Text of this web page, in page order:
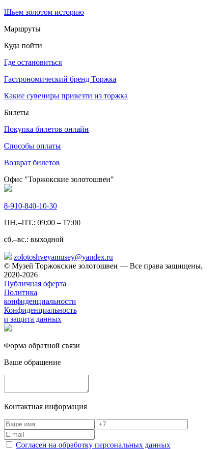
Шьем золотом историю
Маршруты
Куда пойти
Где остановиться
Гастрономический бренд Торжка
Какие сувениры привезти из торжка
Билеты
Покупка билетов онлайн
Способы оплаты
Возврат билетов
Офис "Торжокские золотошвеи"
8-910-840-10-30
ПН.–ПТ.: 09:00 – 17:00
сб.–вс.: выходной
zolotoshveyamusey@yandex.ru
© Музей Торжокские золотошвеи — Все права защищены,
2020-2026
Публичная оферта
Политика
конфиденциальности
Конфиденциальность
и защита данных
Форма обратной связи
Ваше обращение
Контактная информация
Согласен на обработку персональных данных